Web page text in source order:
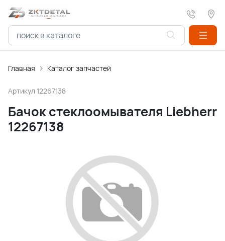
Главная Каталог запчастей
Артикул 12267138
Бачок стеклоомывателя Liebherr
12267138